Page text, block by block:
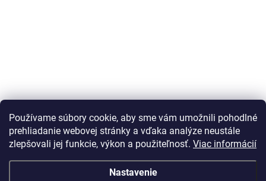
Používame súbory cookie, aby sme vám umožnili pohodlné
prehliadanie webovej stránky a vďaka analýze neustále
zlepšovali jej funkcie, výkon a použiteľnosť. Viac informácií
Nastavenie
Vážený zákazník Info o DOT pneu nepodávame, vek